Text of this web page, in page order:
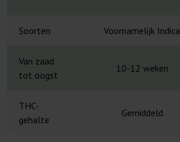
Soorten Voornamelijk Indica
Van zaad
tot oogst
10-12 weken
THC-
gehalte
Gemiddeld